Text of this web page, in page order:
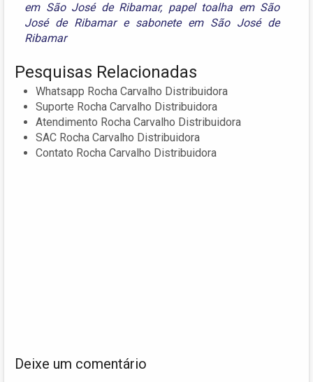
em São José de Ribamar, papel toalha em São
José de Ribamare sabonete em São José de
Ribamar
Pesquisas Relacionadas
Whatsapp Rocha Carvalho Distribuidora
Suporte Rocha Carvalho Distribuidora
Atendimento Rocha Carvalho Distribuidora
SAC Rocha Carvalho Distribuidora
Contato Rocha Carvalho Distribuidora
Deixe um comentário